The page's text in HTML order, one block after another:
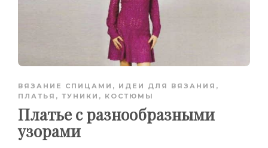
ВЯЗАНИЕ СПИЦАМИ , ИДЕИ ДЛЯ ВЯЗАНИЯ ,
ПЛАТЬЯ, ТУНИКИ, КОСТЮМЫ
Платье с разнообразными
узорами